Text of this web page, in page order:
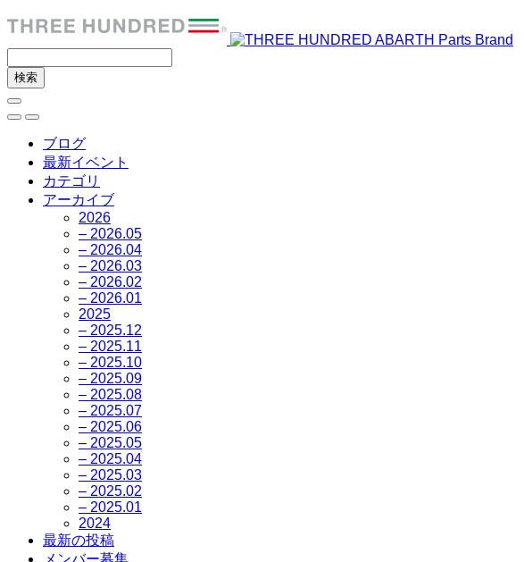
ブログ
最新イベント
カテゴリ
アーカイブ
2026
– 2026.05
– 2026.04
– 2026.03
– 2026.02
– 2026.01
2025
– 2025.12
– 2025.11
– 2025.10
– 2025.09
– 2025.08
– 2025.07
– 2025.06
– 2025.05
– 2025.04
– 2025.03
– 2025.02
– 2025.01
2024
最新の投稿
メンバー募集